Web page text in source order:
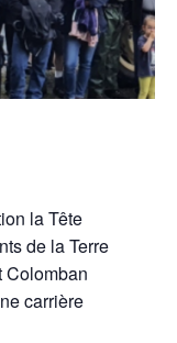
la Tête
de la Terre
Colomban
carrière